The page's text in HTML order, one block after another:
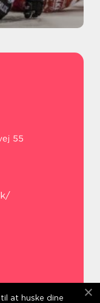
at huske dine